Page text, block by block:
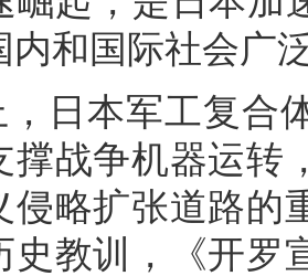
内和国际社会广
，日本军工复合
撑战争机器运转
侵略扩张道路的
史教训，《开罗